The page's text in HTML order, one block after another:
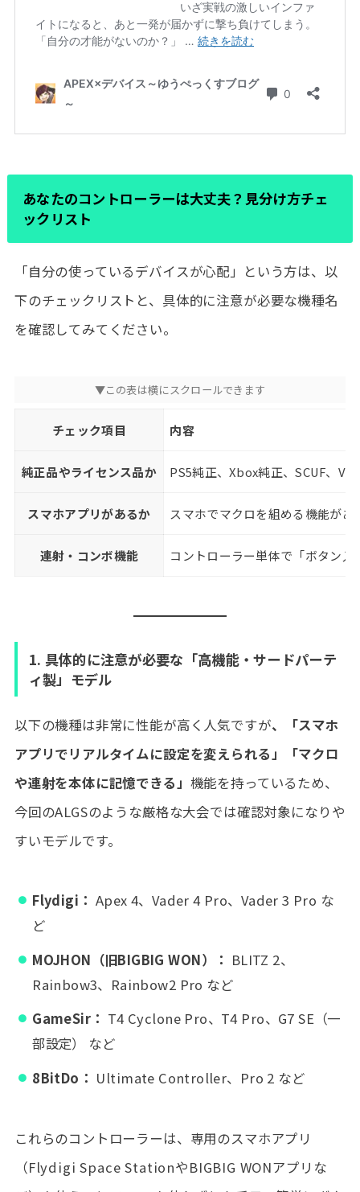
あなたのコントローラーは大丈夫？見分け方チェ
ックリスト
「自分の使っているデバイスが心配」という方は、以
下のチェックリストと、具体的に注意が必要な機種名
を確認してみてください。
チェック項目 内容
純正品やライセンス品か PS5純正、Xbox純正、SCUF、
スマホアプリがあるか スマホでマクロを組める機能が
連射・コンボ機能 コントローラー単体で「ボタン
1. 具体的に注意が必要な「高機能・サードパーテ
ィ製」モデル
以下の機種は非常に性能が高く人気ですが、「スマホ
アプリでリアルタイムに設定を変えられる」「マクロ
や連射を本体に記憶できる」 機能を持っているため、
今回のALGSのような厳格な大会では確認対象になりや
すいモデルです。
Flydigi： Apex 4、Vader 4 Pro、Vader 3 Pro な
ど
MOJHON（旧BIGBIG WON）： BLITZ 2、
Rainbow3、Rainbow2 Pro など
GameSir： T4 Cyclone Pro、T4 Pro、G7 SE（一
部設定） など
8BitDo： Ultimate Controller、Pro 2 など
これらのコントローラーは、専用のスマホアプリ
（Flydigi Space StationやBIGBIG WONアプリな